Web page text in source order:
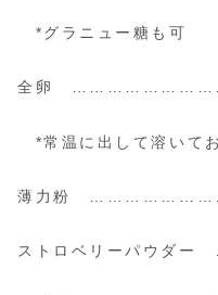
*グラニュー糖も可
全卵 ………………………
*常温に出して溶いてお
薄力粉
ストロベリーパウダ